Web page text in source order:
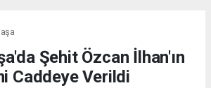
Şehit Özcan İlhan'ın
Caddeye Verildi